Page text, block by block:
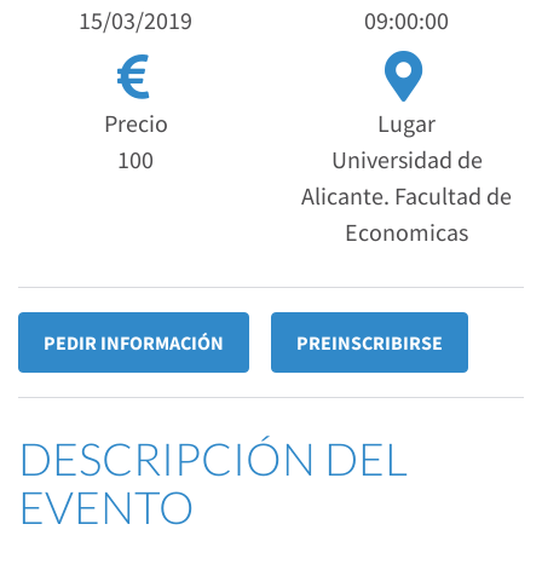
15/03/2019
09:00:00
Precio
100
Lugar
Universidad de
Alicante. Facultad de
Economicas
PEDIR INFORMACIÓN PREINSCRIBIRSE
DESCRIPCIÓN DEL
EVENTO